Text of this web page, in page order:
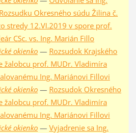
Okresného súdu Žilina č.
stredy 12.VI.2019 v spore prof.
CSc. vs. Ing. Marián Fillo
okienko— Rozsudok Krajského
žalobcu prof. MUDr. Vladimíra
Ing. Mariánovi Fillovi
okienko— Rozsudok Okresného
žalobcu prof. MUDr. Vladimíra
Ing. Mariánovi Fillovi
okienko— Vyjadrenie sa Ing.